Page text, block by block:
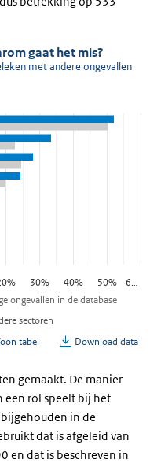
gemaakt. De manier
rol speelt bij het
in de
dat is afgeleid van
en dat is beschreven in